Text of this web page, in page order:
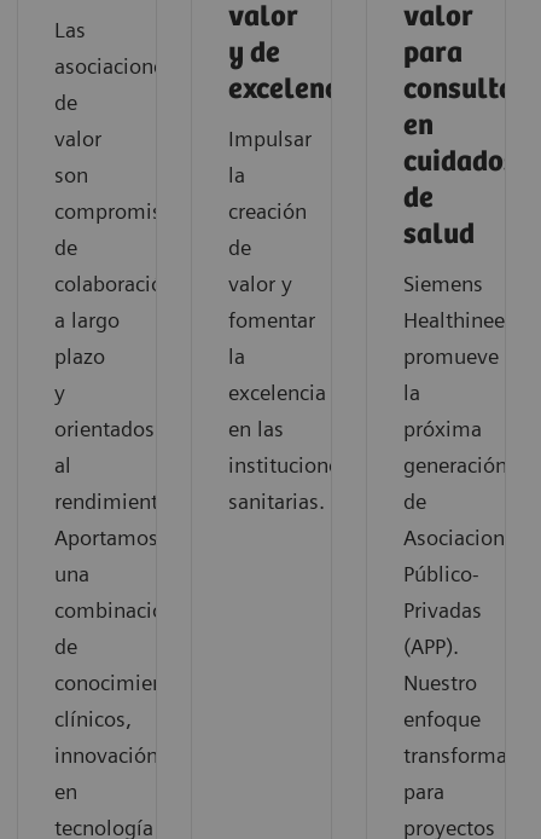
Las
asociaciones
de
valor
son
compromisos
de
colaboración
a largo
plazo
y
orientados
al
rendimiento.
Aportamos
una
combinación
de
conocimientos
clínicos,
innovación
en
tecnología
valor
y de
excelencia
Impulsar
la
creación
de
valor y
fomentar
la
excelencia
en las
instituciones
sanitarias.
valor
para
en
cuidados
de
salud
Siemens
Healthineers
promueve
la
próxima
generación
de
Asociaciones
Público-
Privadas
(APP).
Nuestro
enfoque
para
proyectos